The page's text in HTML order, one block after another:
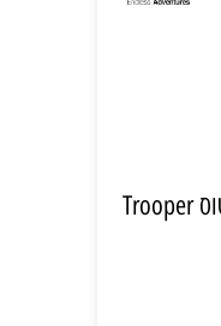
מזוודת טרולי מתרחבת לעליה למטוס Trooper